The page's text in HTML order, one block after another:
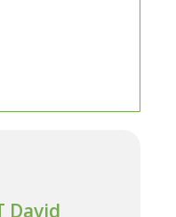
David